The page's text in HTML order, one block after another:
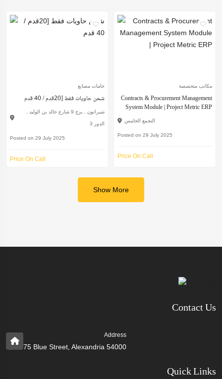
خامات مصانع
شحن حاويات فقط [20قدم / 40 قدم
شيراتون , برج 9 شارع خالد بن الوليد ,
الدور 3
Posted on 29 July 2025
Price On Call
مكاتب متخصصة
Contracts & Procurement Management
System Module | Project Metric ERP
التجمع الخامس
Posted on 29 July 2025
Price On Call
Show More
Contact Us
Address
75 Blue Street, Alexandria 54000
Quick Links